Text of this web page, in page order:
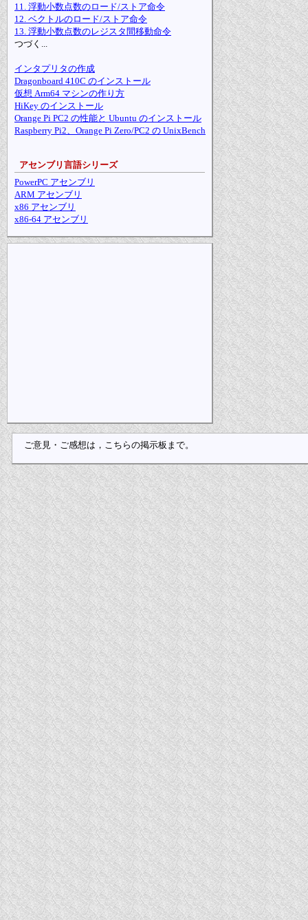
11. 浮動小数点数のロード/ストア命令
12. ベクトルのロード/ストア命令
13. 浮動小数点数のレジスタ間移動命令
つづく...
インタプリタの作成
Dragonboard 410C のインストール
仮想 Arm64 マシンの作り方
HiKey のインストール
Orange Pi PC2 の性能と Ubuntu のインストール
Raspberry Pi2、Orange Pi Zero/PC2 の UnixBench
アセンブリ言語シリーズ
PowerPC アセンブリ
ARM アセンブリ
x86 アセンブリ
x86-64 アセンブリ
ご意見・ご感想は，こちらの掲示板まで。